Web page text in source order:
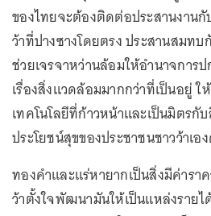
ของไทยจะต้องติดต่อประสานงาน
ว้าที่ปางซางโดยตรง ประสานสมท
ช่วยเจรจาหว่านล้อมให้อำนาจการป
เรื่องสิ่งแวดล้อมมากกว่าที่เป็นอยู่
เทคโนโลยีที่ก้าวหน้าและเป็นมิตรกั
ประโยชน์สุขของประชาชนชาวว้าเอ
ทองคำและแร่หายากเป็นสิ่งมีค่าร
ว้าตั้งใจพัฒนามันให้เป็นแหล่งราย